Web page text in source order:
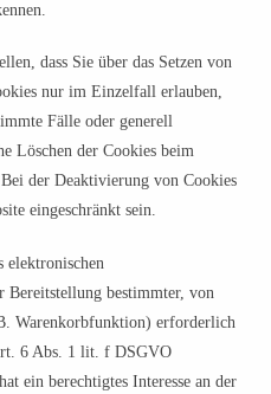
dass Sie über das Setzen von
nur im Einzelfall erlauben,
Fälle oder generell
Löschen der Cookies beim
der Deaktivierung von Cookies
eingeschränkt sein.
elektronischen
Bereitstellung bestimmter, von
Warenkorbfunktion) erforderlich
6 Abs. 1 lit. f DSGVO
ein berechtigtes Interesse an der